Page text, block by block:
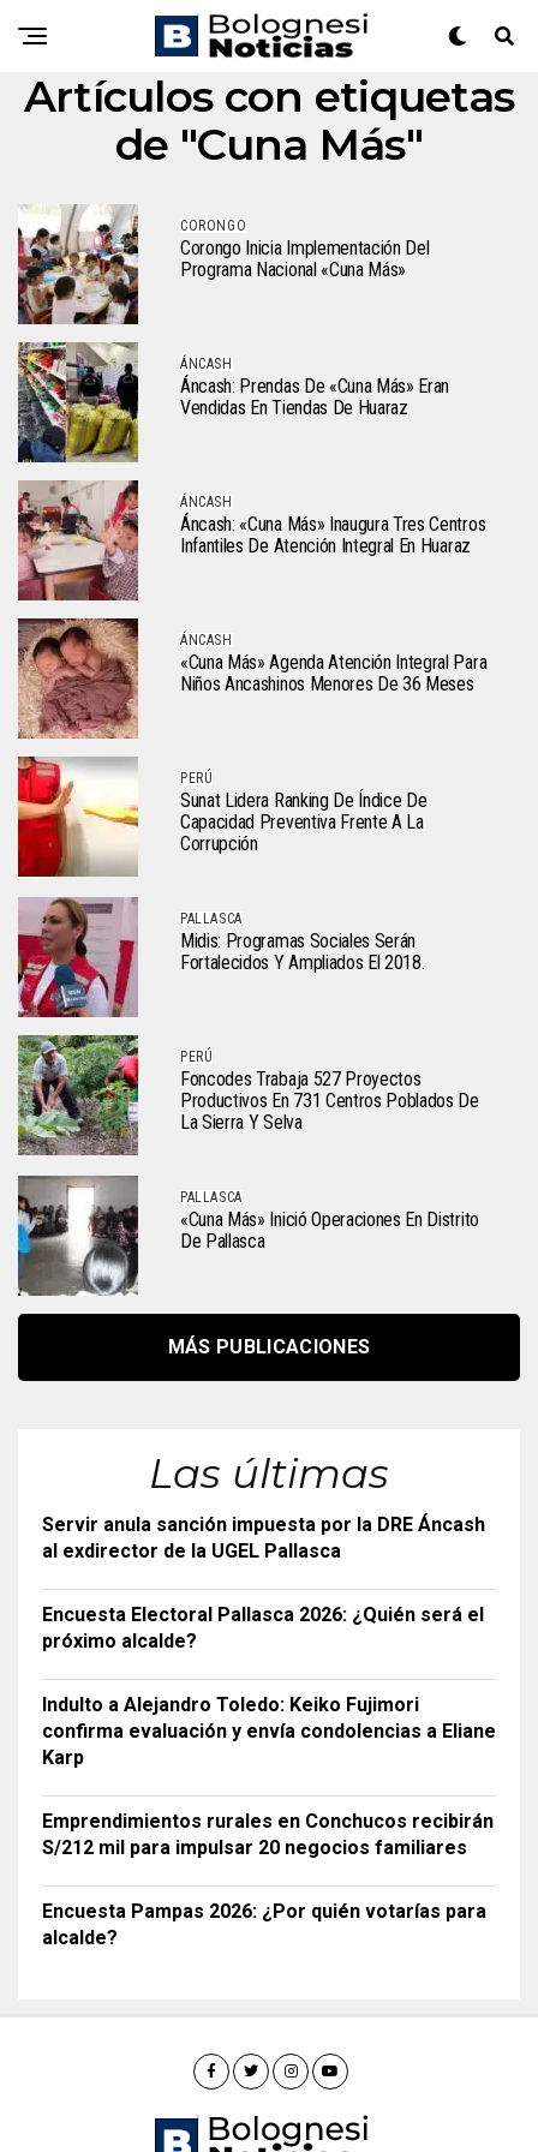
Artículos con etiquetas
de "Cuna Más"
CORONGO
Corongo Inicia Implementación Del
Programa Nacional «Cuna Más»
ÁNCASH
Áncash: Prendas De «Cuna Más» Eran
Vendidas En Tiendas De Huaraz
ÁNCASH
Áncash: «Cuna Más» Inaugura Tres Centros
Infantiles De Atención Integral En Huaraz
ÁNCASH
«Cuna Más» Agenda Atención Integral Para
Niños Ancashinos Menores De 36 Meses
PERÚ
Sunat Lidera Ranking De Índice De
Capacidad Preventiva Frente A La
Corrupción
PALLASCA
Midis: Programas Sociales Serán
Fortalecidos Y Ampliados El 2018.
PERÚ
Foncodes Trabaja 527 Proyectos
Productivos En 731 Centros Poblados De
La Sierra Y Selva
PALLASCA
«Cuna Más» Inició Operaciones En Distrito
De Pallasca
MÁS PUBLICACIONES
Las últimas
Servir anula sanción impuesta por la DRE Áncash
al exdirector de la UGEL Pallasca
Encuesta Electoral Pallasca 2026: ¿Quién será el
próximo alcalde?
Indulto a Alejandro Toledo: Keiko Fujimori
confirma evaluación y envía condolencias a Eliane
Karp
Emprendimientos rurales en Conchucos recibirán
S/212 mil para impulsar 20 negocios familiares
Encuesta Pampas 2026: ¿Por quién votarías para
alcalde?